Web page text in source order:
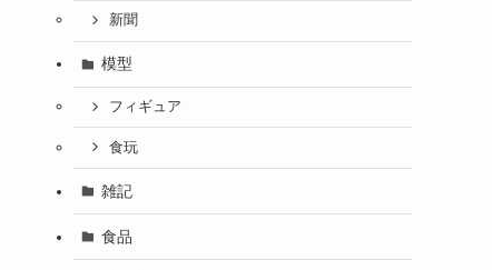
新聞
模型
フィギュア
食玩
雑記
食品